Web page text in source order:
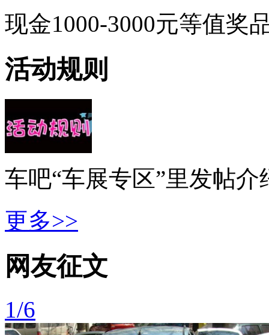
现金1000-3000元等值奖
活动规则
车吧“车展专区”里发帖介
更多>>
网友征文
1/6